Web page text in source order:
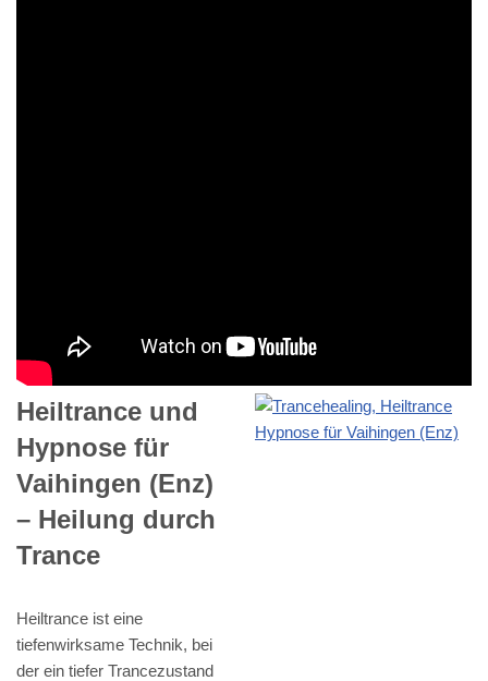
Heiltrance und
Hypnose für
Vaihingen (Enz)
– Heilung durch
Trance
Heiltrance ist eine
tiefenwirksame Technik, bei
der ein tiefer Trancezustand